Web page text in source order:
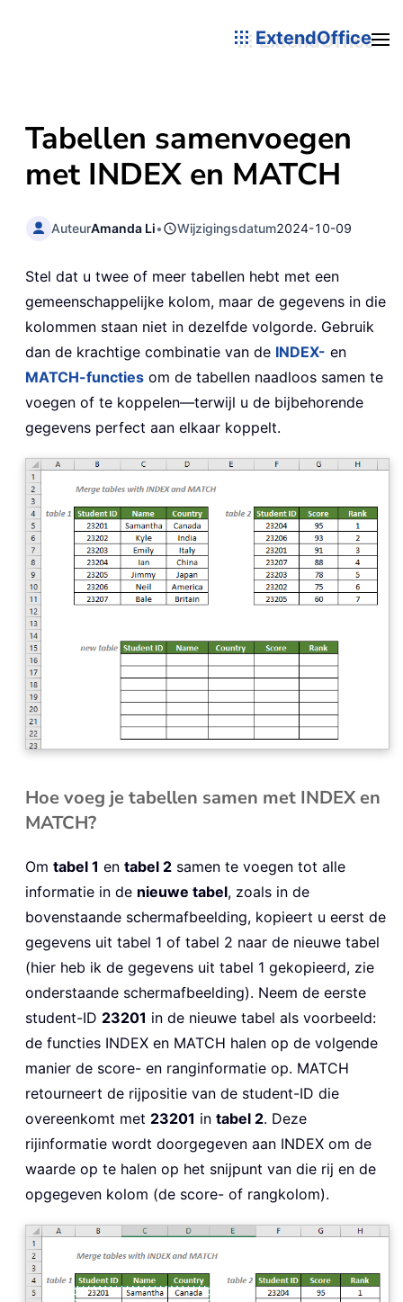
ExtendOffice
Tabellen samenvoegen
met INDEX en MATCH
AuteurAmanda Li• Wijzigingsdatum2024-10-09
Stel dat u twee of meer tabellen hebt met een
gemeenschappelijke kolom, maar de gegevens in die
kolommen staan niet in dezelfde volgorde. Gebruik
dan de krachtige combinatie van de INDEX- en
MATCH-functies om de tabellen naadloos samen te
voegen of te koppelen—terwijl u de bijbehorende
gegevens perfect aan elkaar koppelt.
Hoe voeg je tabellen samen met INDEX en
MATCH?
Om tabel 1 en tabel 2 samen te voegen tot alle
informatie in de nieuwe tabel, zoals in de
bovenstaande schermafbeelding, kopieert u eerst de
gegevens uit tabel 1 of tabel 2 naar de nieuwe tabel
(hier heb ik de gegevens uit tabel 1 gekopieerd, zie
onderstaande schermafbeelding). Neem de eerste
student-ID 23201 in de nieuwe tabel als voorbeeld:
de functies INDEX en MATCH halen op de volgende
manier de score- en ranginformatie op. MATCH
retourneert de rijpositie van de student-ID die
overeenkomt met 23201 in tabel 2. Deze
rijinformatie wordt doorgegeven aan INDEX om de
waarde op te halen op het snijpunt van die rij en de
opgegeven kolom (de score- of rangkolom).